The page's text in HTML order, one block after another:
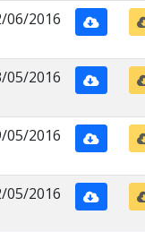
06/2016
05/2016
05/2016
05/2016